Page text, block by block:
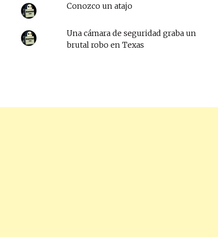
Conozco un atajo
Una cámara de seguridad graba un
brutal robo en Texas